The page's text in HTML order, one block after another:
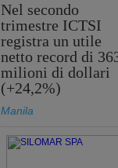
Nel secondo
trimestre ICTSI
registra un utile
netto record di
milioni di dollari
(+24,2%)
Manila